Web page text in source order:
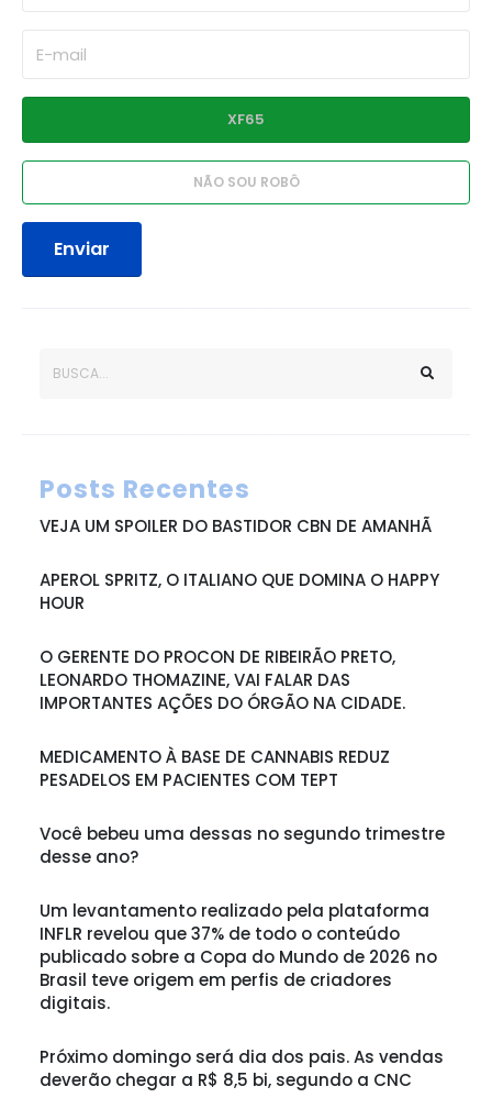
Enviar
Posts Recentes
VEJA UM SPOILER DO BASTIDOR CBN DE AMANHÃ
APEROL SPRITZ, O ITALIANO QUE DOMINA O HAPPY
HOUR
O GERENTE DO PROCON DE RIBEIRÃO PRETO,
LEONARDO THOMAZINE, VAI FALAR DAS
IMPORTANTES AÇÕES DO ÓRGÃO NA CIDADE.
MEDICAMENTO À BASE DE CANNABIS REDUZ
PESADELOS EM PACIENTES COM TEPT
Você bebeu uma dessas no segundo trimestre
desse ano?
Um levantamento realizado pela plataforma
INFLR revelou que 37% de todo o conteúdo
publicado sobre a Copa do Mundo de 2026 no
Brasil teve origem em perfis de criadores
digitais.
Próximo domingo será dia dos pais. As vendas
deverão chegar a R$ 8,5 bi, segundo a CNC